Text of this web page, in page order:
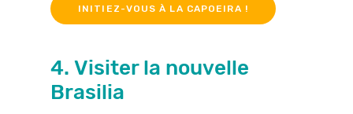
INITIEZ-VOUS À LA CAPOEIRA !
4. Visiter la nouvelle
Brasilia